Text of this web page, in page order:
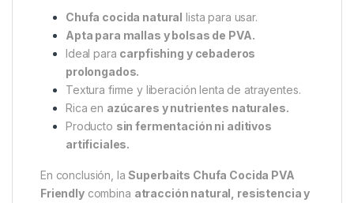
Chufa cocida natural lista para usar.
Apta para mallas y bolsas de PVA.
Ideal para carpfishing y cebaderos
prolongados.
Textura firme y liberación lenta de atrayentes.
Rica en azúcares y nutrientes naturales.
Producto sin fermentación ni aditivos
artificiales.
En conclusión, laSuperbaits Chufa Cocida PVA
Friendlycombina atracción natural, resistencia y